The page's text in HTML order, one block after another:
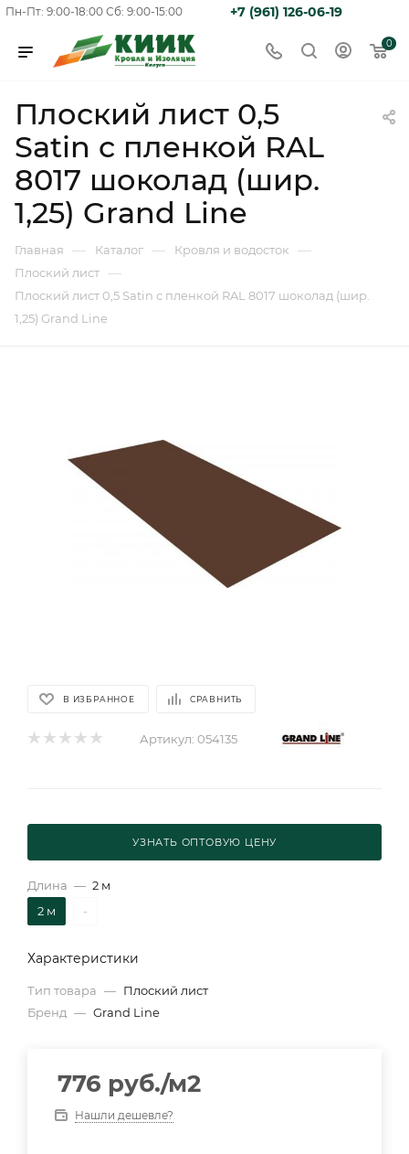
Пн-Пт: 9:00-18:00 Сб: 9:00-15:00 +7 (961) 126-06-19
0
Плоский лист 0,5
Satin с пленкой RAL
8017 шоколад (шир.
1,25) Grand Line
Главная — Каталог — Кровля и водосток —
Плоский лист —
Плоский лист 0,5 Satin с пленкой RAL 8017 шоколад (шир.
1,25) Grand Line
В ИЗБРАННОЕ СРАВНИТЬ
Артикул: 054135
УЗНАТЬ ОПТОВУЮ ЦЕНУ
Длина — 2 м
2 м
-
Характеристики
Тип товара — Плоский лист
Бренд — Grand Line
776 руб./м2
Нашли дешевле?